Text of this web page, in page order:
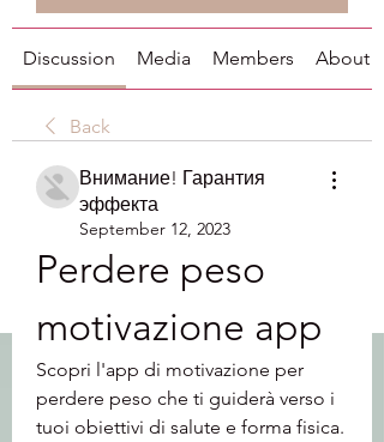
Discussion Media Members About
Back
Внимание! Гарантия
эффекта
September 12, 2023
Perdere peso
motivazione app
Scopri l'app di motivazione per
perdere peso che ti guiderà verso i
tuoi obiettivi di salute e forma fisica.